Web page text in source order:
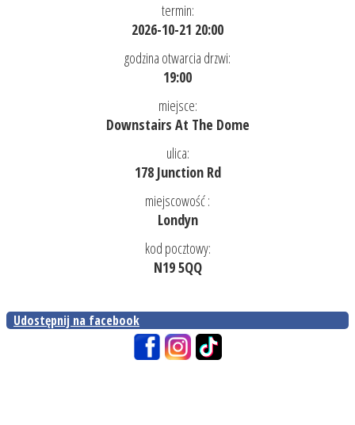
termin:
2026-10-21 20:00
godzina otwarcia drzwi:
19:00
miejsce:
Downstairs At The Dome
ulica:
178 Junction Rd
miejscowość :
Londyn
kod pocztowy:
N19 5QQ
Udostępnij na facebook